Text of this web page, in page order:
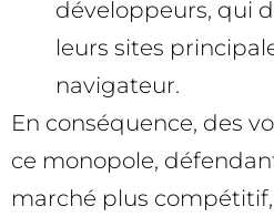
développeurs, qui
leurs sites
navigateur.
En conséquence, des
ce monopole,
marché plus